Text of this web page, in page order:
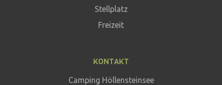
Stellplatz
Freizeit
KONTAKT
Camping Höllensteinsee